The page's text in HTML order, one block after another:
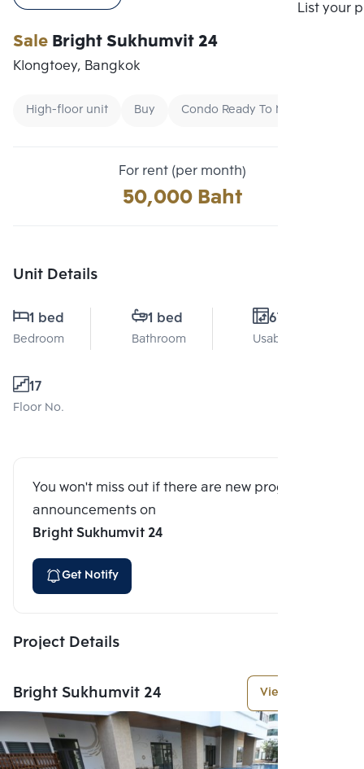
List your
SaleBright Sukhumvit 24
Klongtoey, Bangkok
High-floor unit Buy Condo Ready To Move
For rent (per month)
50,000 Baht
Unit Details
1 bed
Bedroom
1 bed
Bathroom
67 Sq.m.
Usable area
17
Floor No.
You won't miss out if there are new program
announcements on
Bright Sukhumvit 24
Get Notify
Project Details
Bright Sukhumvit 24 View More